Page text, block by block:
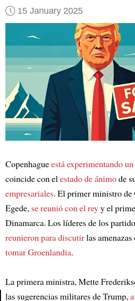
15 January 2025
Copenhagueestá experimentando
coincide con elestado de ánimode
empresariales. El primer ministro
Egede, se reunió con el reyy el
Dinamarca. Los líderes de los
reunieron para discutirlas
tomar Groenlandia.
La primera ministra, Mette
las sugerencias militares de Trump,